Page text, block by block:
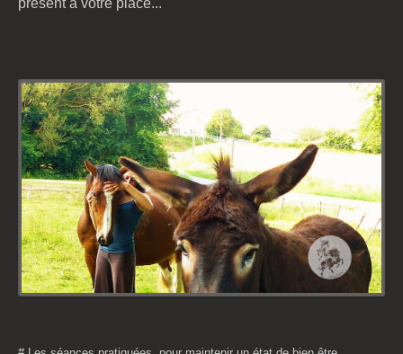
présent à votre place...